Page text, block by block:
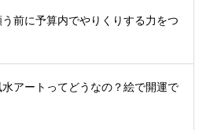
前に予算内でやりくりする力をつ
アートってどうなの？絵で開運で